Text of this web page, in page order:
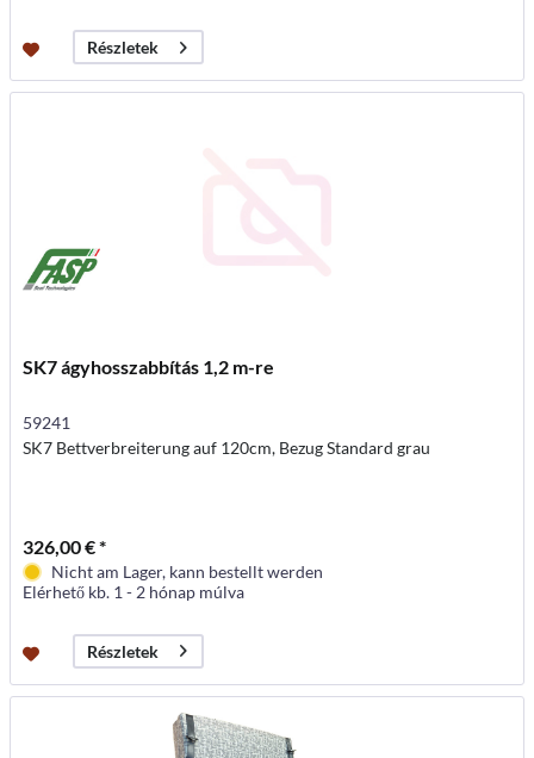
Részletek
SK7 ágyhosszabbítás 1,2 m-re
59241
SK7 Bettverbreiterung auf 120cm, Bezug Standard grau
326,00 € *
Nicht am Lager, kann bestellt werden
Elérhető kb. 1 - 2 hónap múlva
Részletek